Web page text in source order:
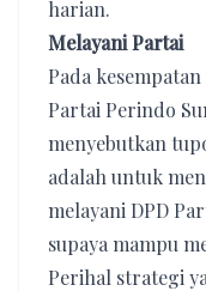
harian.
Melayani Partai
Pada
Partai Perindo
menyebutkan
adalah untuk
melayani DPD
supaya mampu
Perihal strategi